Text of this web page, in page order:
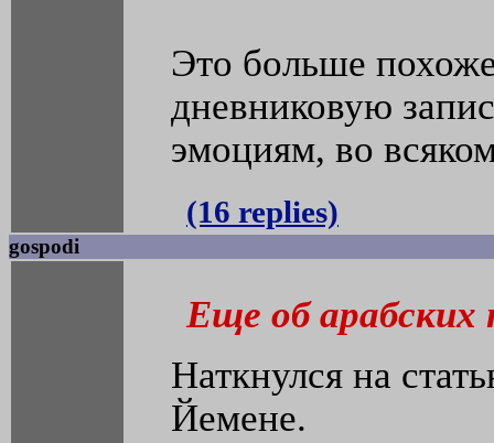
Это больше
дневниковую
эмоциям, во
(16 replies)
gospodi
Еще об арабских
Наткнулся на
Йемене.